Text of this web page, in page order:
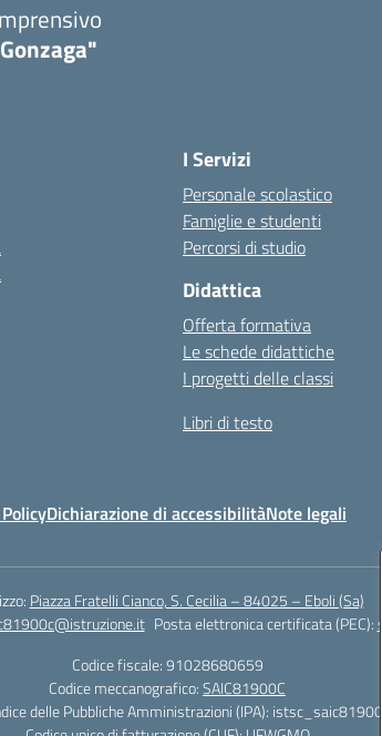
I Servizi
Personale scolastico
Famiglie e studenti
Percorsi di studio
Didattica
Offerta formativa
Le schede didattiche
I progetti delle classi
Libri di testo
Dichiarazione di accessibilitàNote legali
Piazza Fratelli Cianco, S. Cecilia – 84025 – Eboli (Sa)
Posta elettronica certificata (PEC):
Codice fiscale: 91028680659
Codice meccanografico:SAIC81900C
delle Pubbliche Amministrazioni (IPA): istsc_saic81900c